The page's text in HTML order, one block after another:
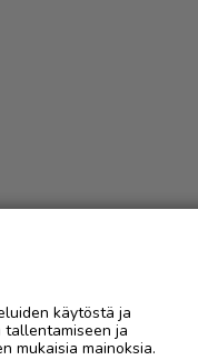
käytöstä ja
ja
mukaisia mainoksia.